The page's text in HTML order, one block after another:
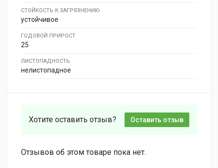
СТОЙКОСТЬ К ЗАГРЯЗНЕНИЮ
устойчивое
ГОДОВОЙ ПРИРОСТ
25
ЛИСТОПАДНОСТЬ
нелистопадное
Хотите оставить отзыв? Оставить отзыв
Отзывов об этом товаре пока нет.